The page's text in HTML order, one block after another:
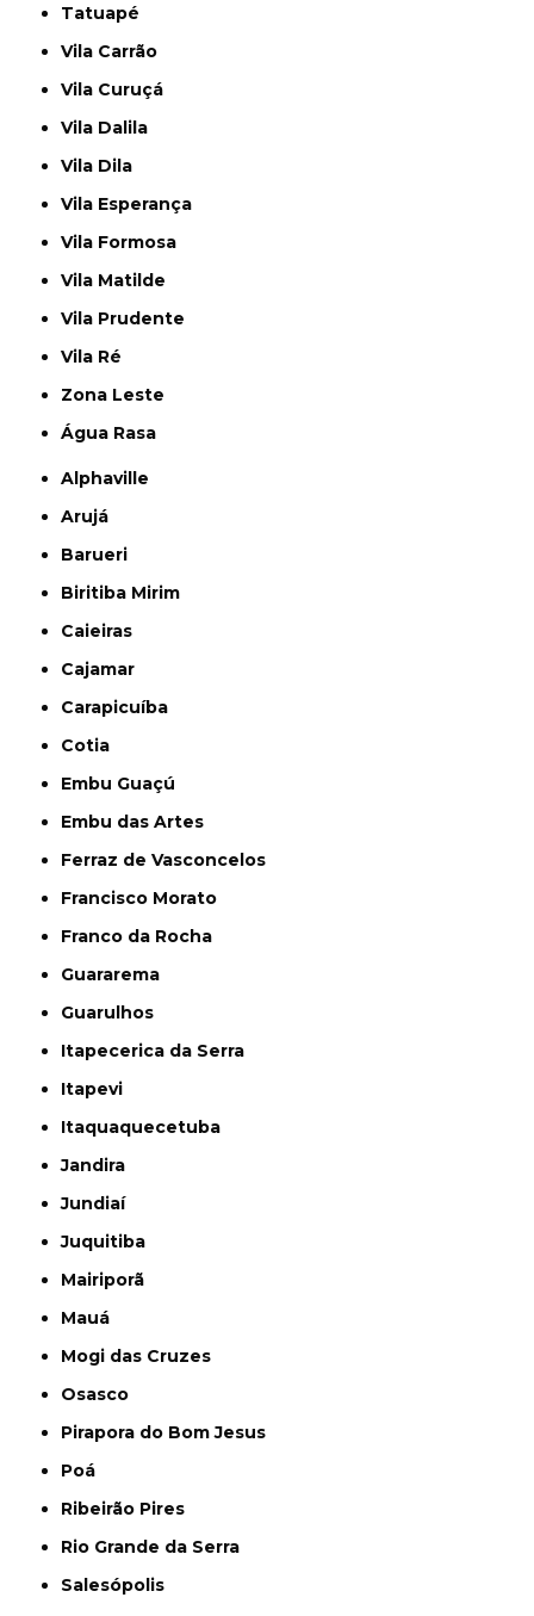
Tatuapé
Vila Carrão
Vila Curuçá
Vila Dalila
Vila Dila
Vila Esperança
Vila Formosa
Vila Matilde
Vila Prudente
Vila Ré
Zona Leste
Água Rasa
Alphaville
Arujá
Barueri
Biritiba Mirim
Caieiras
Cajamar
Carapicuíba
Cotia
Embu Guaçú
Embu das Artes
Ferraz de Vasconcelos
Francisco Morato
Franco da Rocha
Guararema
Guarulhos
Itapecerica da Serra
Itapevi
Itaquaquecetuba
Jandira
Jundiaí
Juquitiba
Mairiporã
Mauá
Mogi das Cruzes
Osasco
Pirapora do Bom Jesus
Poá
Ribeirão Pires
Rio Grande da Serra
Salesópolis